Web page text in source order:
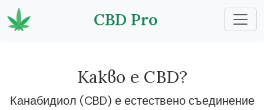
CBD Pro
Какво е CBD?
Канабидиол (CBD) е естествено съединение